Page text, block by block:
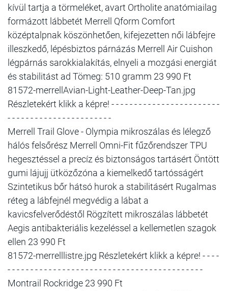
kívül tartja a törmeléket, avart Ortholite anatómiailag
formázott lábbetét Merrell Qform Comfort
középtalpnak köszönhetően, kifejezetten női lábfejre
illeszkedő, lépésbiztos párnázás Merrell Air Cuishon
légpárnás sarokkialakítás, elnyeli a mozgási energiát
és stabilitást ad Tömeg: 510 gramm 23 990 Ft
81572-merrellAvian-Light-Leather-Deep-Tan.jpg
Részletekért klikk a képre! - - - - - - - - - - - - - - - - - - - - - - - -
- - - - - - - - - - - - - - - - - - - - - - -
Merrell Trail Glove - Olympia mikroszálas és lélegző
hálós felsőrész Merrell Omni-Fit fűzőrendszer TPU
hegesztéssel a precíz és biztonságos tartásért Öntött
gumi lájujj ütközőzóna a kiemelkedő tartósságért
Szintetikus bőr hátsó hurok a stabilitásért Rugalmas
réteg a lábfejnél megvédig a lábat a
kavicsfelverődéstől Rögzített mikroszálas lábbetét
Aegis antibakteriális kezeléssel a kellemetlen szagok
ellen 23 990 Ft
81572-merrelllistre.jpg Részletekért klikk a képre! - - - -
- - - - - - - - - - - - - - - - - - - - - - - - - - - - - - - - - - - - - - - - - - -
Montrail Rockridge 23 990 Ft